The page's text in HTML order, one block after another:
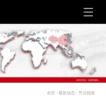
首页 >最新动态> 开店指南